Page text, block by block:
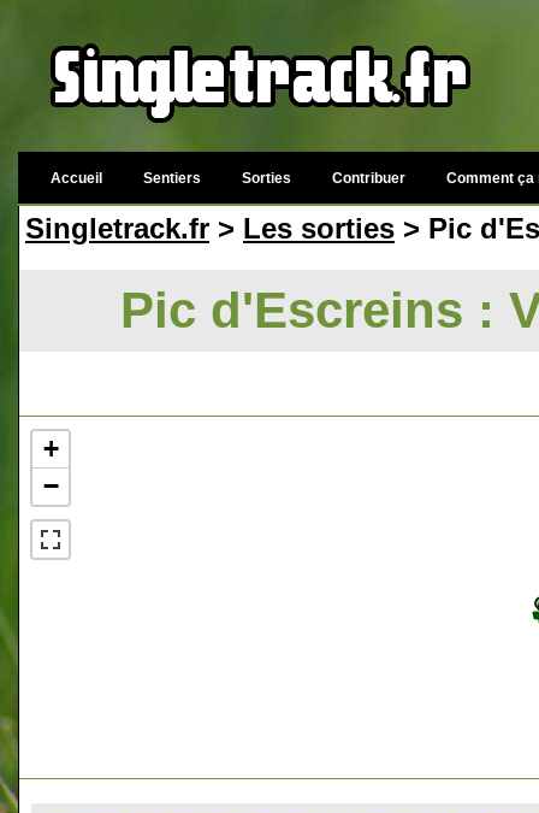
Accueil Sentiers Sorties Contribuer Comment ça
Singletrack.fr > Les sorties > Pic
Pic d'Escreins :
+
−